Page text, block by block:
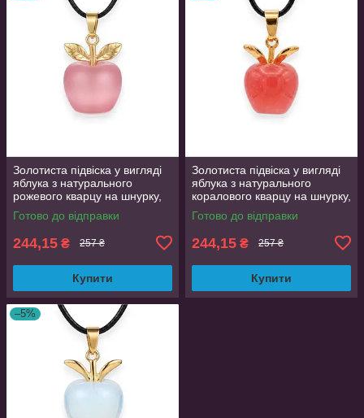
Золотиста підвіска у вигляді
яблука з натурального
рожевого кварцу на шнурку,
кулон 2.2 см
Готово до відправки
244,15 ₴ 257 ₴
Купити
Золотиста підвіска у вигляді
яблука з натурального
коралового кварцу на шнурку,
кулон 2.2 см
Готово до відправки
244,15 ₴ 257 ₴
Купити
–5%